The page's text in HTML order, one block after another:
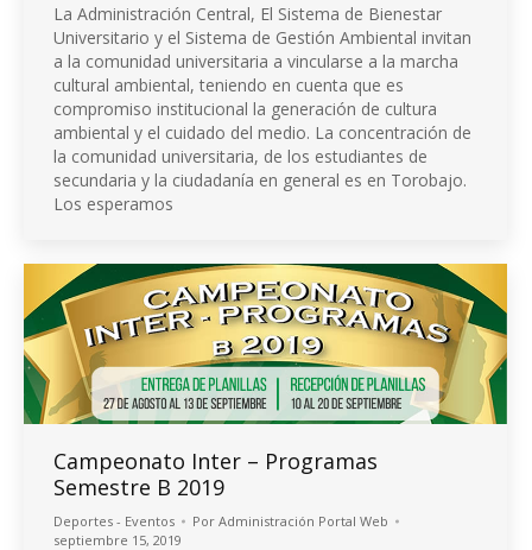
La Administración Central, El Sistema de Bienestar
Universitario y el Sistema de Gestión Ambiental invitan
a la comunidad universitaria a vincularse a la marcha
cultural ambiental, teniendo en cuenta que es
compromiso institucional la generación de cultura
ambiental y el cuidado del medio. La concentración de
la comunidad universitaria, de los estudiantes de
secundaria y la ciudadanía en general es en Torobajo.
Los esperamos
Campeonato Inter – Programas
Semestre B 2019
Deportes - Eventos Por Administración Portal Web
septiembre 15, 2019